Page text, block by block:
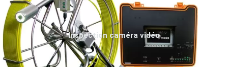
Inspection caméra vidéo